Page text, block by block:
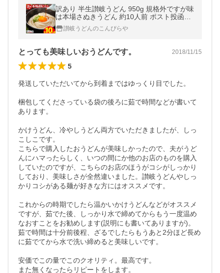
訳あり 半生讃岐うどん 950g 規格外ですが味
は本場さぬきうどん 約10人前 ポスト投函便
での配送(代引/後払/着日指定不可) 爆買
讃岐うどんのこんぴらや
とっても美味しいおうどんです。 2018/11/15
5
発送していただいてから到着まではゆっくり目でした。
梱包してくださっている袋の後ろに茹で時間などが書いて
あります。
かけうどん、冷やしうどん両方でいただきましたが、しっ
こしこです。
こちらで購入したおうどんが美味しかったので、夫がうど
んにハマったらしく、いつの間にか他のお店のものを購入
していたのですが、こちらのお店のほうがコシがしっかり
しており、美味しさが全然違いました。讃岐うどんやしっ
かりコシがある麺が好きな方にはオススメです。
これからの時期でしたら温かいかけうどんなどがオススメ
ですが、茹でた後、しっかり水で締めてからもう一度温め
なおすことをお勧めします(説明にも書いてありますが)。
茹で時間は十分前後程、ざるでしたらもうあと2分ほど長め
に茹でてから水で洗い締めると美味しいです。
安価でこの量でこのクオリティ。最高です。
また無くなったらリピートをします。